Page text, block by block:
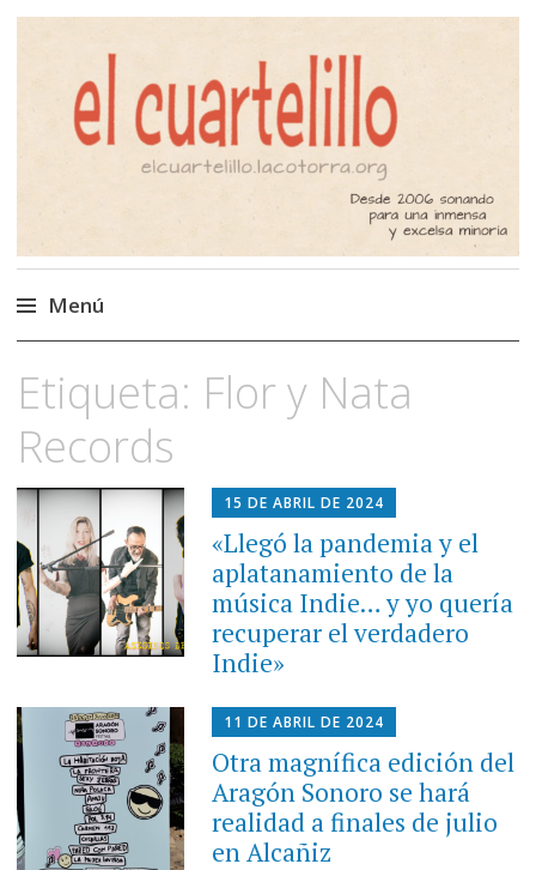
El Cuartelillo
Programa de radio de música
independiente. Podcast
Menú
al
contenido
Etiqueta: Flor y Nata
Records
15 DE ABRIL DE 2024
«Llegó la pandemia y el
aplatanamiento de la
música Indie… y yo quería
recuperar el verdadero
Indie»
11 DE ABRIL DE 2024
Otra magnífica edición del
Aragón Sonoro se hará
realidad a finales de julio
en Alcañiz